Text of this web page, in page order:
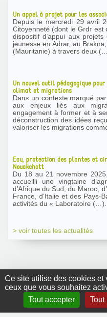
Ce site utilise des cookies et
ceux que vous souhaitez
Tout accepter
Tout
Un appel à projet pour les
Depuis le mercredi 29 avril
Citoyenneté (dont le Grdr est
dispositif d’appui aux
jeunesse en Adrar, au
(Mauritanie) à travers deux
Un nouvel outil pédagogique
climat et migrations
Dans un contexte marqué
aux enjeux liés aux
engagement à former et à
déconstruction des idées
valoriser les migrations
Eau, protection des plantes et
Nouakchott
Du 18 au 21 novembre
accueilli une vingtaine
d’Afrique du Sud, du Maroc,
France, d’Italie et des Pays-
activités du « Laboratoire
> voir toutes les actualités
2010 |RSS|Plan du site